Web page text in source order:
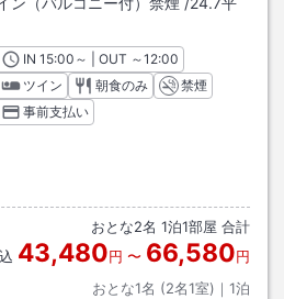
INチェックイン
15:00 ～ | OUT チェックアウト
～12:00
ツイン
朝食のみ
禁煙
事前支払い
おとな2名 1泊1部屋 合計
43,480円 〜 66,580円
おとな1名 (2名1室)｜ 1泊